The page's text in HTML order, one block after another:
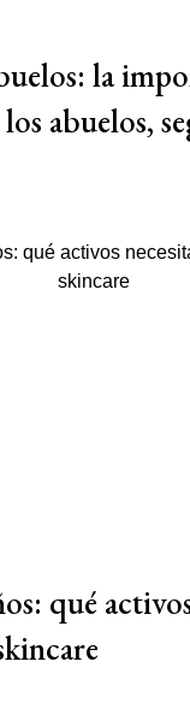
la
abuelos,
qué